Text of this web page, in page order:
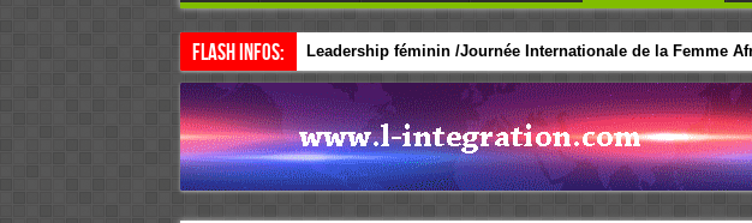
Flash Infos: Leadership féminin /Journée Internationale de la Femme
CEDEAO / Accélérer le leadership politique des Femmes